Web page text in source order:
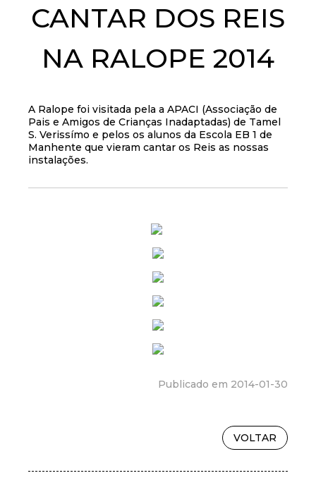
CANTAR DOS REIS
NA RALOPE 2014
A Ralope foi visitada pela a APACI (Associação de
Pais e Amigos de Crianças Inadaptadas) de Tamel
S. Verissímo e pelos os alunos da Escola EB 1 de
Manhente que vieram cantar os Reis as nossas
instalações.
Publicado em 2014-01-30
VOLTAR